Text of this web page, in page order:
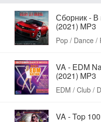
Сборник - В
(2021) MP3
Pop / Dance /
VA - EDM
(2021) MP3
EDM / Club /
VA - Top